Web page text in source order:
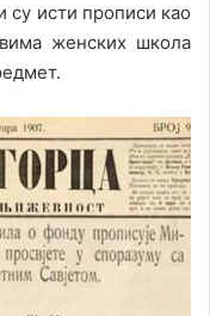
исти прописи као
женских школа